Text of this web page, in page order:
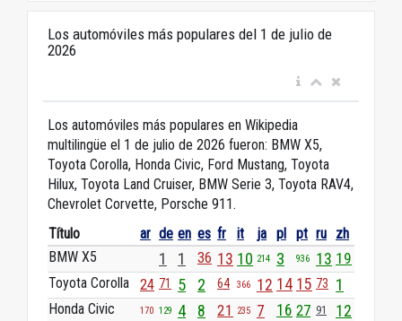
Los automóviles más populares del 1 de julio de
2026
Los automóviles más populares en Wikipedia
multilingüe el 1 de julio de 2026 fueron: BMW X5,
Toyota Corolla, Honda Civic, Ford Mustang, Toyota
Hilux, Toyota Land Cruiser, BMW Serie 3, Toyota RAV4,
Chevrolet Corvette, Porsche 911.
Título
ar de en es fr it ja pl pt ru zh
BMW X5
1 1 36 13 10 214 3 936 13 19
Toyota Corolla 24 71 5 2 64 366 12 14 15 73 1
Honda Civic 170 129 4 8 21 235 7 16 27 91 12